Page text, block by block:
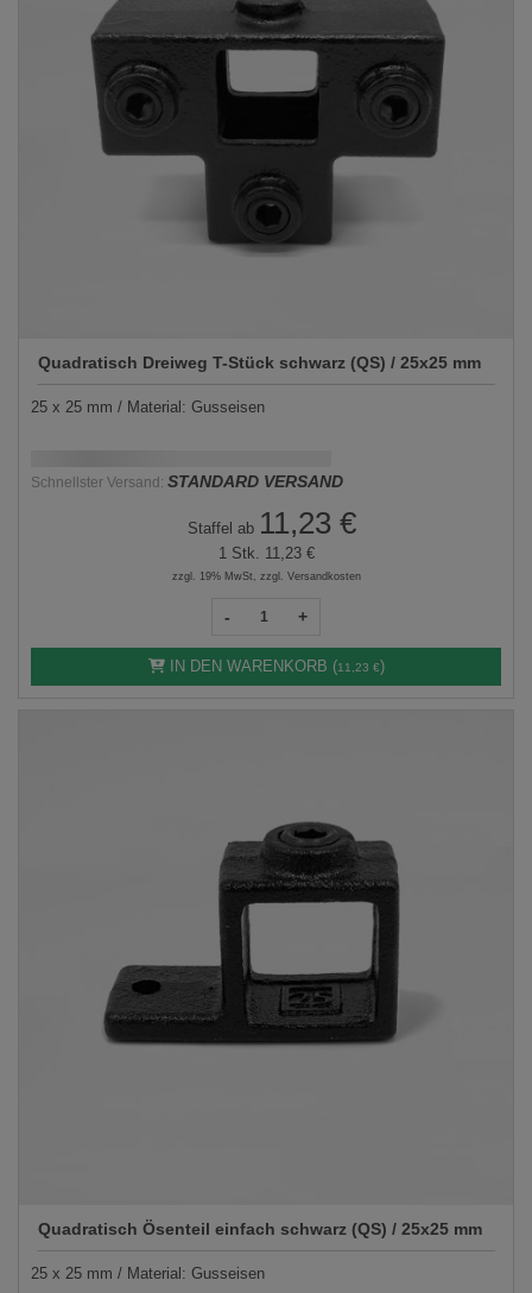
Quadratisch Dreiweg T-Stück schwarz (QS) / 25x25 mm
25 x 25 mm / Material: Gusseisen
Schnellster Versand: STANDARD VERSAND
Staffel ab 11,23 €
1 Stk. 11,23 €
zzgl. 19% MwSt, zzgl. Versandkosten
- +
IN DEN WARENKORB (11,23 €)
Quadratisch Ösenteil einfach schwarz (QS) / 25x25 mm
25 x 25 mm / Material: Gusseisen